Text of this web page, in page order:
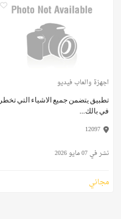
اجهزة والعاب فيديو
تطبيق يتضمن جميع الاشياء التي تخطر
في بالك...
12097
نشر في 07 مايو 2026
مجاني